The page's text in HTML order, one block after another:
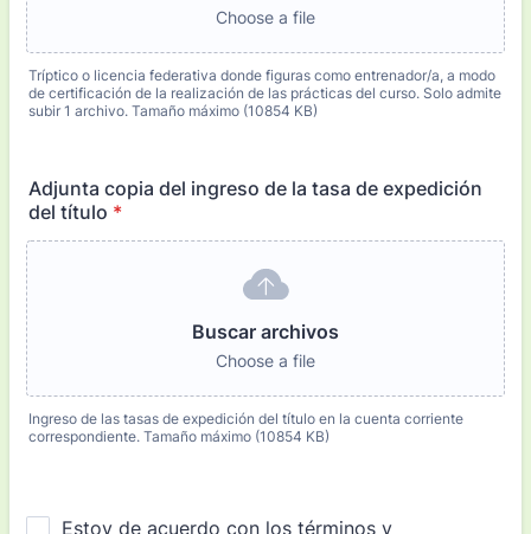
Choose a file
Tríptico o licencia federativa donde figuras como entrenador/a, a modo
de certificación de la realización de las prácticas del curso. Solo admite
subir 1 archivo. Tamaño máximo (10854 KB)
Adjunta copia del ingreso de la tasa de expedición
del título *
Buscar archivos
Choose a file
Ingreso de las tasas de expedición del título en la cuenta corriente
correspondiente. Tamaño máximo (10854 KB)